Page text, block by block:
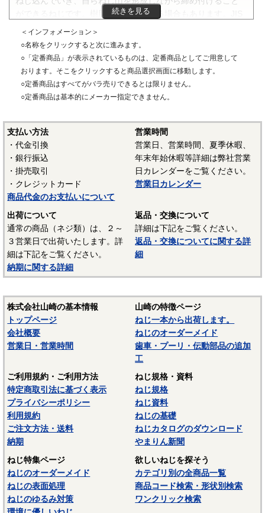
ができるねじです。樹脂等に使用できる場合もあります。JIS
（弊社ではＡ）、２種（B）、３種（C）、４種（AB）があり
ます。さらに、２種と３種は先端に切欠きがついた「溝付
き」があり、この部分でねじを切り進めていくことができま
す。
・ねじの呼びは直径を表す数字で、メートルねじのようにＭ
・タッピンねじの種類については「タッピンネジの種類」
ご参照ください。
タッピンねじ ねじ部C0
〇特徴
・３種（C0）：先端は２～２．５山程度がテーパーになって
います。ねじピッチは１種、２種よりも細かく、メートル並
目ねじの同じ呼び径と比較するとピッチが同じです。
〇頭部形状は、ナベ・皿・丸皿・トラス・バインド等があり
ます。
・ねじの頭部形状は「ねじの頭部形状」をご参照ください。
続きを見る
＜インフォメーション＞
○名称をクリックすると次に進みます。
○「定番商品」が表示されているものは、定番商品としてご用意して
おります。そこをクリックすると商品選択画面に移動します。
○定番商品はすべてがバラ売りできるとは限りません。
○定番商品は基本的にメーカー指定できません。
支払い方法
・代金引換
・銀行振込
・掛売取引
・クレジットカード
商品代金のお支払いについて
営業時間
営業日、営業時間、夏季休暇、
年末年始休暇等詳細は弊社営業
日カレンダーをご覧ください。
営業日カレンダー
出荷について
通常の商品（ネジ類）は、２～
３営業日で出荷いたします。詳
細は下記をご覧ください。
納期に関する詳細
返品・交換について
詳細は下記をご覧ください。
返品・交換についてに関する詳
細
株式会社山崎の基本情報
トップページ
会社概要
営業日・営業時間
山崎の特徴ページ
ねじ一本から出荷します。
ねじのオーダーメイド
歯車・プーリ・伝動部品の追加
工
ご利用規約・ご利用方法
特定商取引法に基づく表示
プライバシーポリシー
利用規約
ご注文方法・送料
納期
ねじ規格・資料
ねじ規格
ねじ資料
ねじの基礎
ねじカタログのダウンロード
やまりん新聞
ねじ特集ページ
ねじのオーダーメイド
ねじの表面処理
ねじのゆるみ対策
欲しいねじを探そう
カテゴリ別の全商品一覧
商品コード検索・形状別検索
ワンクリック検索